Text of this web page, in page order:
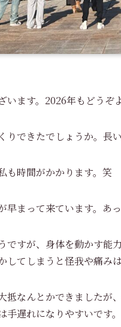
います。2026年もどうぞ
りできたでしょうか。長
も時間がかかります。笑
まって来ています。あ
ですが、身体を動かす能
してしまうと怪我や痛み
抵なんとかできましたが
遅れになりやすいです。